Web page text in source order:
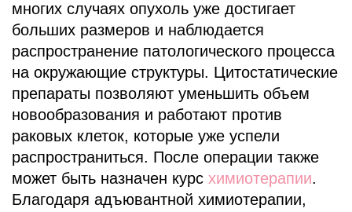
многих случаях опухоль уже достигает
больших размеров и наблюдается
распространение патологического процесса
на окружающие структуры. Цитостатические
препараты позволяют уменьшить объем
новообразования и работают против
раковых клеток, которые уже успели
распространиться. После операции также
может быть назначен курс химиотерапии.
Благодаря адъювантной химиотерапии,